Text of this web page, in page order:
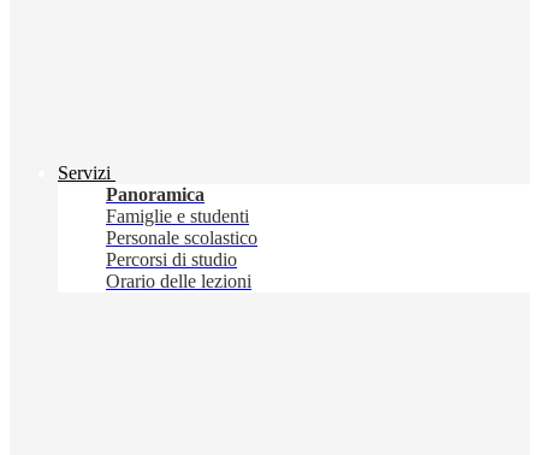
Servizi
Panoramica
Famiglie e studenti
Personale scolastico
Percorsi di studio
Orario delle lezioni